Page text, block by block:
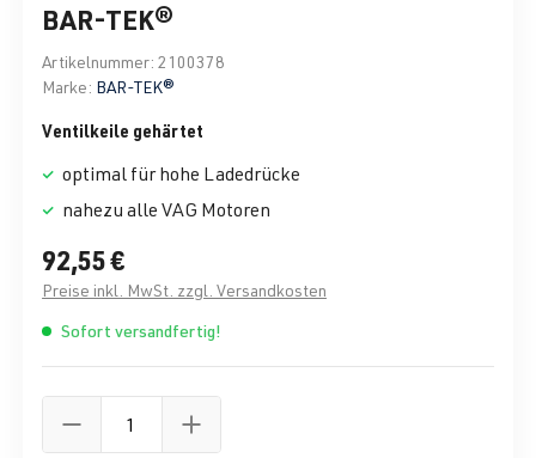
BAR-TEK®
Artikelnummer: 2100378
Marke: BAR-TEK®
Ventilkeile gehärtet
optimal für hohe Ladedrücke
nahezu alle VAG Motoren
92,55 €
Preise inkl. MwSt. zzgl. Versandkosten
Sofort versandfertig!